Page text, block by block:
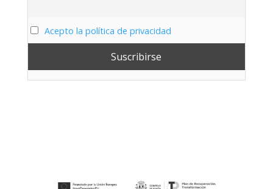
Acepto la política de privacidad